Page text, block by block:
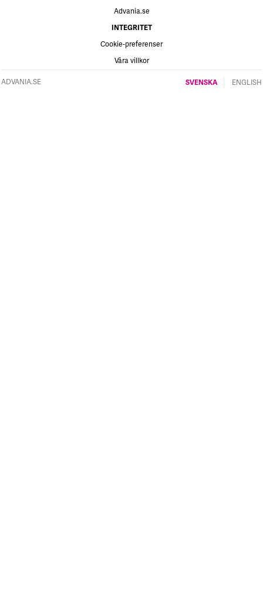
Advania.se
INTEGRITET
Cookie-preferenser
Våra villkor
ADVANIA.SE SVENSKA ENGLISH